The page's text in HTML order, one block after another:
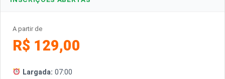
A partir de
R$ 129,00
Largada: 07:00